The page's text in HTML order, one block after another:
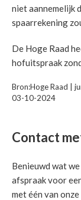
niet aannemelijk
spaarrekening
De Hoge Raad
hofuitspraak
Bron:Hoge Raad |
03-10-2024
Contact
Benieuwd wat
afspraak voor
met één van